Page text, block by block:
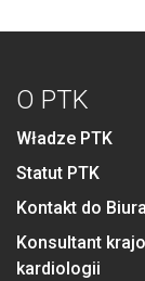
O PTK
Władze PTK
Statut PTK
Kontakt do
Konsultant
kardiologii